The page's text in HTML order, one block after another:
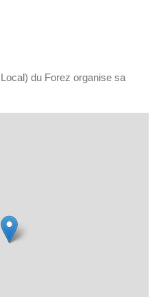
du Forez organise sa